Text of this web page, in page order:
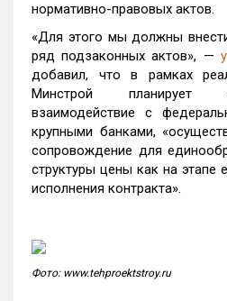
нормативно-правовых актов.
«Для этого мы должны
ряд подзаконных актов», —
добавил, что в рамках
Минстрой планирует
взаимодействие с
крупными банками,
сопровождение для
структуры цены как на этапе
исполнения контракта».
Фото: www.tehproektstroy.ru